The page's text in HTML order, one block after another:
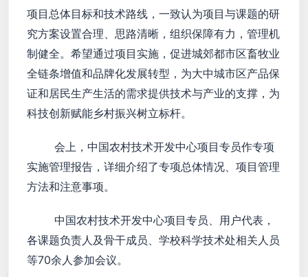
项目总体目标和技术路线，一致认为项目与课题的研
究方案设置合理、思路清晰，组织保障有力，管理机
制健全。希望通过项目实施，促进城郊都市区畜牧业
全链条增值和品牌化发展转型，为大中城市区产品保
证和居民生产生活的需求提供技术与产业的支撑，为
科技创新赋能乡村振兴树立标杆。
会上，中国农村技术开发中心项目专员作专项
实施管理报告，详细介绍了专项总体情况、项目管理
方法和注意事项。
中国农村技术开发中心项目专员、用户代表，
各课题负责人及骨干成员、学校科学技术处相关人员
等70余人参加会议。